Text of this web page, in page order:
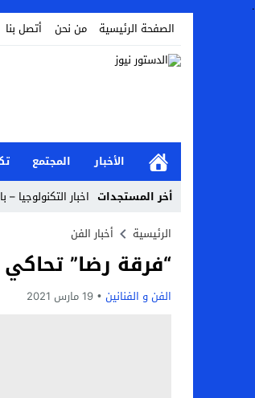
.
الصفحة الرئيسية
من نحن أتصل بنا
الأخبار المجتمع
أخر المستجدات اخبار التكنولوجيا
Stop
Previous
Next
الرئيسية أخبار الفن
“فرقة رضا” تحاكي
الفن و الفنانين 19 مارس 2021